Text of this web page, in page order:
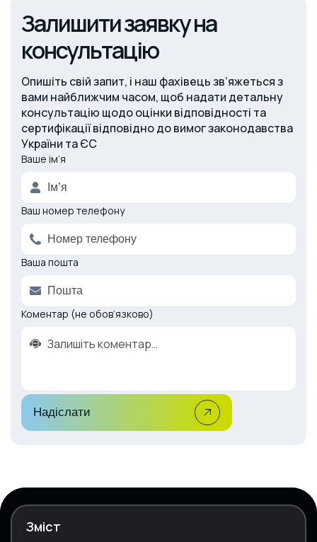
Залишити заявку на
консультацію
Опишіть свій запит, і наш фахівець зв’яжеться з
вами найближчим часом, щоб надати детальну
консультацію щодо оцінки відповідності та
сертифікації відповідно до вимог законодавства
України та ЄС
Ваше ім’я
Ваш номер телефону
Ваша пошта
Коментар (не обов’язково)
Надіслати
Alternative:
Зміст